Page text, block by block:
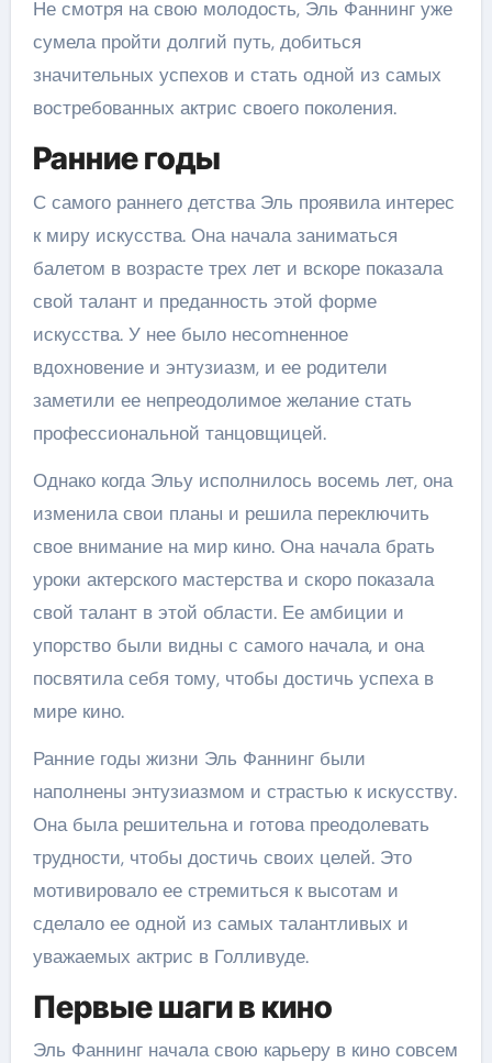
Не смотря на свою молодость, Эль Фаннинг уже
сумела пройти долгий путь, добиться
значительных успехов и стать одной из самых
востребованных актрис своего поколения.
Ранние годы
С самого раннего детства Эль проявила интерес
к миру искусства. Она начала заниматься
балетом в возрасте трех лет и вскоре показала
свой талант и преданность этой форме
искусства. У нее было несomненное
вдохновение и энтузиазм, и ее родители
заметили ее непреодолимое желание стать
профессиональной танцовщицей.
Однако когда Эльу исполнилось восемь лет, она
изменила свои планы и решила переключить
свое внимание на мир кино. Она начала брать
уроки актерского мастерства и скоро показала
свой талант в этой области. Ее амбиции и
упорство были видны с самого начала, и она
посвятила себя тому, чтобы достичь успеха в
мире кино.
Ранние годы жизни Эль Фаннинг были
наполнены энтузиазмом и страстью к искусству.
Она была решительна и готова преодолевать
трудности, чтобы достичь своих целей. Это
мотивировало ее стремиться к высотам и
сделало ее одной из самых талантливых и
уважаемых актрис в Голливуде.
Первые шаги в кино
Эль Фаннинг начала свою карьеру в кино совсем